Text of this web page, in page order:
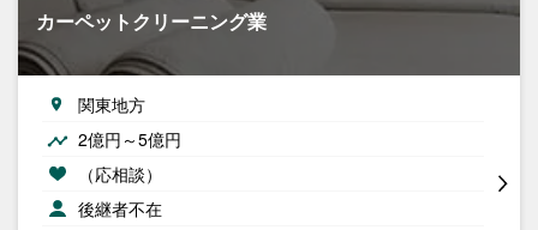
カーペットクリーニング業
関東地方
2億円～5億円
（応相談）
後継者不在